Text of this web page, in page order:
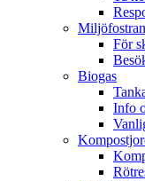
Miljöfostran
För
Biogas
Info